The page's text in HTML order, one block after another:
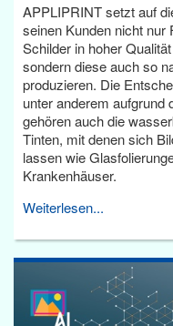
APPLIPRINT setzt auf
seinen Kunden nicht nur
Schilder in hoher
sondern diese auch so
produzieren. Die
unter anderem aufgrund
gehören auch die
Tinten, mit denen sich
lassen wie
Krankenhäuser.
Weiterlesen...